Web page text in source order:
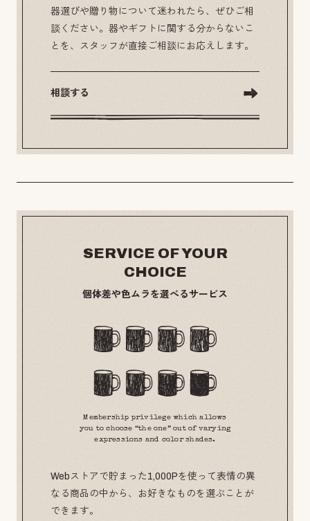
器選びや贈り物について迷われたら、ぜひご相
談ください。器やギフトに関する分からないこ
とを、スタッフが直接ご相談にお応えします。
相談する
SERVICE OF YOUR
CHOICE
個体差や色ムラを選べるサービス
Membership privilege which allows
you to choose “the one” out of varying
expressions and color shades.
Webストアで貯まった1,000Pを使って表情の異
なる商品の中から、お好きなものを選ぶことが
できます。